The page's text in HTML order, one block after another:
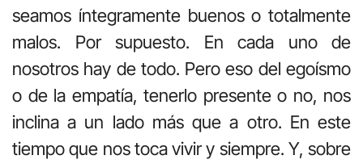
seamos íntegramente buenos o totalmente
malos. Por supuesto. En cada uno de
nosotros hay de todo. Pero eso del egoísmo
o de la empatía, tenerlo presente o no, nos
inclina a un lado más que a otro. En este
tiempo que nos toca vivir y siempre. Y, sobre